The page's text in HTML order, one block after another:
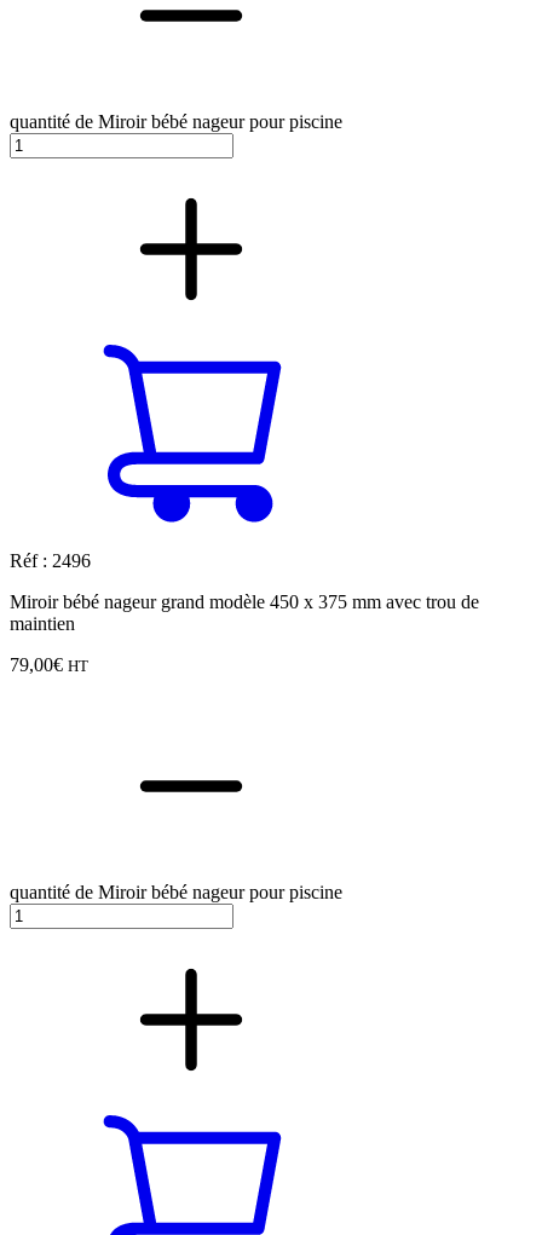
quantité de Miroir bébé nageur pour piscine
Réf : 2496
Miroir bébé nageur grand modèle 450 x 375 mm avec trou de
maintien
79,00€ HT
quantité de Miroir bébé nageur pour piscine